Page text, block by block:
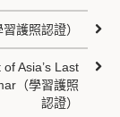
護照認證）
Asia’s Last
（學習護照
認證）